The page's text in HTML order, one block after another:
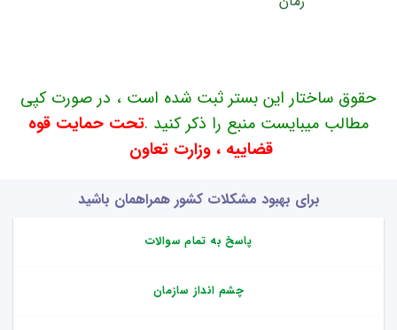
حقوق ساختار این بستر ثبت شده است ، در صورت کپی
مطالب میبایست منبع را ذکر کنید .تحت حمایت قوه
قضاییه ، وزارت تعاون
برای بهبود مشکلات کشور همراهمان باشید
پاسخ به تمام سوالات
چشم انداز سازمان